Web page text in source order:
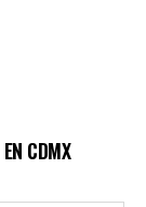
CDMX